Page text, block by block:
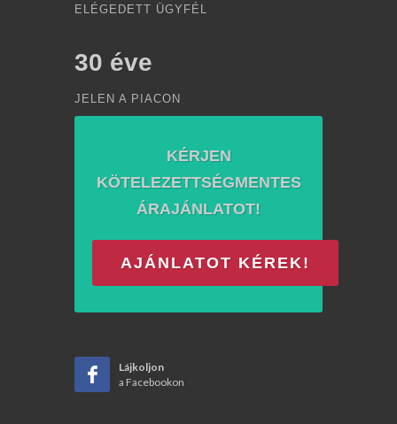
ELÉGEDETT ÜGYFÉL
30 éve
JELEN A PIACON
KÉRJEN
KÖTELEZETTSÉGMENTES
ÁRAJÁNLATOT!
AJÁNLATOT KÉREK!
Lájkoljon
a Facebookon